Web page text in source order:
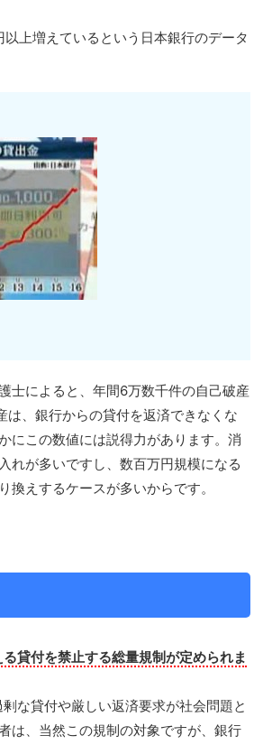
上増えているという日本銀行のデータ
士によると、年間6万数千件の自己破産
、銀行からの貸付を返済できなくな
にこの数値には説得力があります。消
れが多いですし、数百万円規模になる
えするケースが多いからです。
貸付を禁止する総量規制が定められま
な貸付や厳しい返済要求が社会問題と
は、当然この規制の対象ですが、銀行